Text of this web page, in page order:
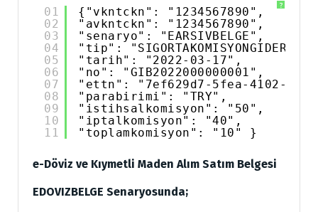
?
01
02
03
04
05
06
07
08
09
10
11
{"vkntckn": "1234567890",
"avkntckn": "1234567890",
"senaryo": "EARSIVBELGE",
"tip":
"tarih": "2022-03-17",
"no": "GIB2022000000001",
"ettn": "7ef629d7-5fea-4102-
"parabirimi": "TRY",
"istihsalkomisyon": "50",
"iptalkomisyon": "40",
"toplamkomisyon": "10" }
e-Döviz ve Kıymetli Maden Alım Satım Belgesi
EDOVIZBELGE Senaryosunda;